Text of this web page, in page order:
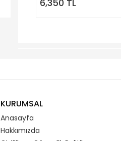
6,350 TL
KURUMSAL
Anasayfa
Hakkımızda